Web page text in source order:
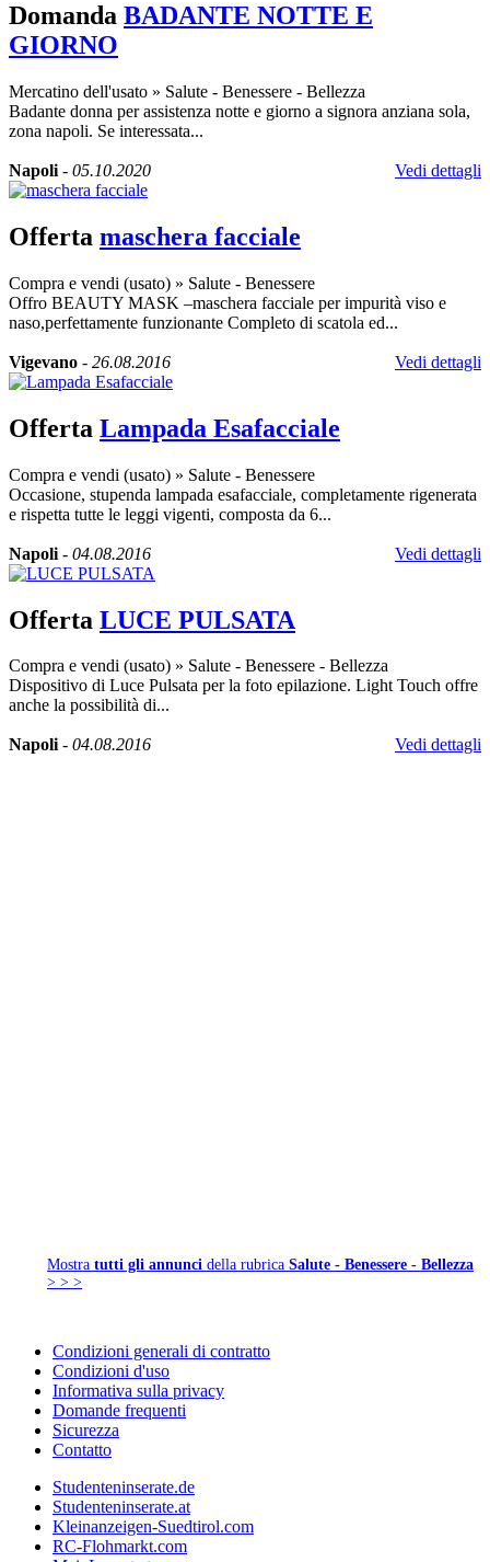
Domanda BADANTE NOTTE E
GIORNO
Mercatino dell'usato » Salute - Benessere - Bellezza
Badante donna per assistenza notte e giorno a signora anziana sola,
zona napoli. Se interessata...
Napoli - 05.10.2020 Vedi dettagli
Offerta maschera facciale
Compra e vendi (usato) » Salute - Benessere
Offro BEAUTY MASK –maschera facciale per impurità viso e
naso,perfettamente funzionante Completo di scatola ed...
Vigevano - 26.08.2016 Vedi dettagli
Offerta Lampada Esafacciale
Compra e vendi (usato) » Salute - Benessere
Occasione, stupenda lampada esafacciale, completamente rigenerata
e rispetta tutte le leggi vigenti, composta da 6...
Napoli - 04.08.2016 Vedi dettagli
Offerta LUCE PULSATA
Compra e vendi (usato) » Salute - Benessere - Bellezza
Dispositivo di Luce Pulsata per la foto epilazione. Light Touch offre
anche la possibilità di...
Napoli- 04.08.2016 Vedi dettagli
Mostra tutti gli annunci della rubrica Salute - Benessere - Bellezza
> > >
Condizioni generali di contratto
Condizioni d'uso
Informativa sulla privacy
Domande frequenti
Sicurezza
Contatto
Studenteninserate.de
Studenteninserate.at
Kleinanzeigen-Suedtirol.com
RC-Flohmarkt.com